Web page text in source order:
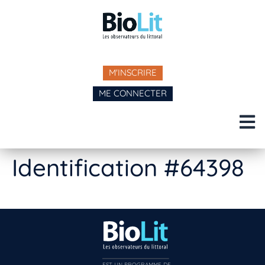
M'INSCRIRE
ME CONNECTER
Identification #64398